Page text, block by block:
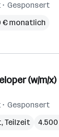
Gesponsert
€ monatlich
(w/m/x)
Gesponsert
Teilzeit